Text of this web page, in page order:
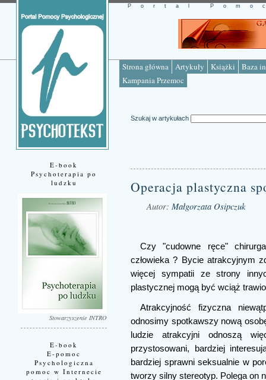
Strona główna Artykuły Książki
Baza
Kampania Przemoc
Portal
E-book
Psychoterapia po
ludzku
Stowarzyszenie INTRO
E-book
E-pomoc
Psychologiczna
pomoc w Internecie
Szukaj w artykułach
Operacja plastyczna
Autor: Małgorzata Osipczuk
Czy "cudowne ręce"
człowieka ? Bycie atrakcyjnym
więcej sympatii ze strony
plastycznej mogą być wciąż
Atrakcyjność fizyczna
odnosimy spotkawszy nową
ludzie atrakcyjni odnoszą
przystosowani, bardziej
bardziej sprawni seksualnie w
tworzy silny stereotyp. Polega on